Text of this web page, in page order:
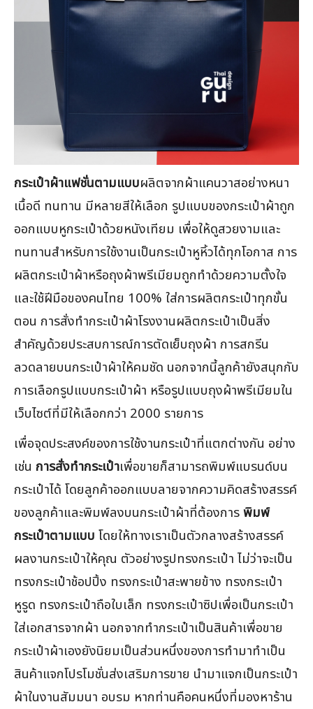
กระเป๋าผ้าแฟชั่นตามแบบผลิตจากผ้าแคนวาสอย่างหนา
เนื้อดี ทนทาน มีหลายสีให้เลือก รูปแบบของกระเป๋าผ้าถูก
ออกแบบหูกระเป๋าด้วยหนังเทียม เพื่อให้ดูสวยงามและ
ทนทานสำหรับการใช้งานเป็นกระเป๋าหูหิ้วได้ทุกโอกาส การ
ผลิตกระเป๋าผ้าหรือถุงผ้าพรีเมียมถูกทำด้วยความตั้งใจ
และใช้ฝีมือของคนไทย 100% ใส่การผลิตกระเป๋าทุกขั้น
ตอน การสั่งทำกระเป๋าผ้าโรงงานผลิตกระเป๋าเป็นสิ่ง
สำคัญด้วยประสบการณ์การตัดเย็บถุงผ้า การสกรีน
ลวดลายบนกระเป๋าผ้าให้คมชัด นอกจากนี้ลูกค้ายังสนุกกับ
การเลือกรูปแบบกระเป๋าผ้า หรือรูปแบบถุงผ้าพรีเมียมใน
เว็บไซต์ที่มีให้เลือกกว่า 2000 รายการ
เพื่อจุดประสงค์ของการใช้งานกระเป๋าที่แตกต่างกัน อย่าง
เช่น การสั่งทำกระเป๋าเพื่อขายก็สามารถพิมพ์แบรนด์บน
กระเป๋าได้ โดยลูกค้าออกแบบลายจากความคิดสร้างสรรค์
ของลูกค้าและพิมพ์ลงบนกระเป๋าผ้าที่ต้องการพิมพ์
กระเป๋าตามแบบ โดยให้ทางเราเป็นตัวกลางสร้างสรรค์
ผลงานกระเป๋าให้คุณ ตัวอย่างรูปทรงกระเป๋า ไม่ว่าจะเป็น
ทรงกระเป๋าช้อปปิ้ง ทรงกระเป๋าสะพายข้าง ทรงกระเป๋า
หูรูด ทรงกระเป๋าถือใบเล็ก ทรงกระเป๋าซิปเพื่อเป็นกระเป๋า
ใส่เอกสารจากผ้า นอกจากทำกระเป๋าเป็นสินค้าเพื่อขาย
กระเป๋าผ้าเองยังนิยมเป็นส่วนหนึ่งของการทำมาทำเป็น
สินค้าแจกโปรโมชั่นส่งเสริมการขาย นำมาแจกเป็นกระเป๋า
ผ้าในงานสัมมนา อบรม หากท่านคือคนหนึ่งที่มองหาร้าน